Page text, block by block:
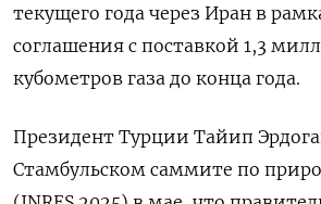
текущего года через Иран в
соглашения с поставкой 1,3
кубометров газа до конца года.
Президент Турции Тайип
Стамбульском саммите по